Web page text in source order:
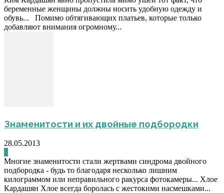
беременные женщины должны носить удобную одежду и
обувь... Помимо обтягивающих платьев, которые только
добавляют внимания огромному...
Знаменитости и их двойные подбородки
28.05.2013
Многие знаменитости стали жертвами синдрома двойного
подбородка - будь то благодаря несколько лишним
килограммом или неправильного ракурса фотокамеры... Хлое
Кардашян Хлое всегда боролась с жестокими насмешками...